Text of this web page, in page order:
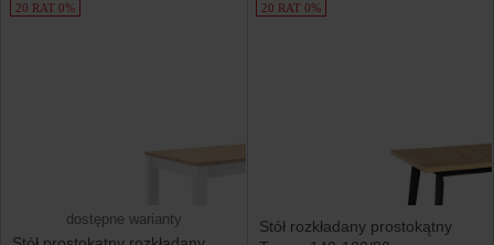
20 RAT 0%
dostępne warianty
20 RAT 0%
Stół rozkładany prostokątny